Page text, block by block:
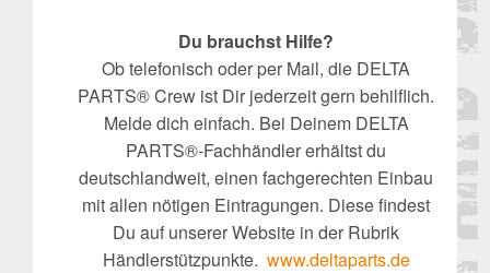
Du brauchst Hilfe?
Ob telefonisch oder per Mail, die DELTA
PARTS® Crew ist Dir jederzeit gern behilflich.
Melde dich einfach. Bei Deinem DELTA
PARTS®-Fachhändler erhältst du
deutschlandweit, einen fachgerechten Einbau
mit allen nötigen Eintragungen. Diese findest
Du auf unserer Website in der Rubrik
Händlerstützpunkte. www.deltaparts.de